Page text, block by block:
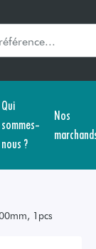
Qui
sommes-
nous ?
Nos
1pcs